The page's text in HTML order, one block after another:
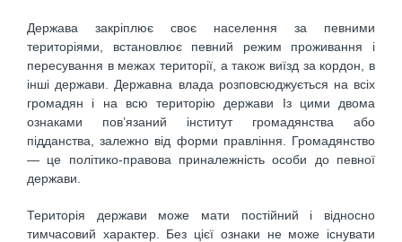
Держава закріплює своє населення за певними
територіями, встановлює певний режим проживання і
пересування в межах території, а також виїзд за кордон, в
інші держави. Державна влада розповсюджується на всіх
громадян і на всю територію держави Із цими двома
ознаками пов’язаний інститут громадянства або
підданства, залежно від форми правління. Громадянство
— це політико-правова приналежність особи до певної
держави.
Територія держави може мати постійний і відносно
тимчасовий характер. Без цієї ознаки не може існувати